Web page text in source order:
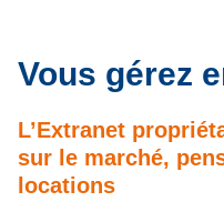
Vous gérez
L’Extranet
sur le marché,
locations